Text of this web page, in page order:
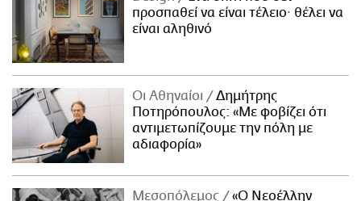
προσπαθεί να είναι τέλειο· θέλει να
είναι αληθινό
Οι Αθηναίοι
Δημήτρης
Ποτηρόπουλος: «Με φοβίζει ότι
αντιμετωπίζουμε την πόλη με
αδιαφορία»
Μεσοπόλεμος
«Ο Νεοέλλην